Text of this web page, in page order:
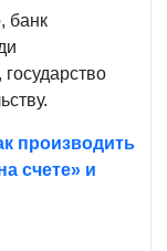
банк
производить
счете» и